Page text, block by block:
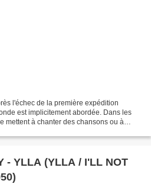
l'échec de la première expédition
est implicitement abordée. Dans les
mettent à chanter des chansons ou à
- YLLA (YLLA / I'LL NOT